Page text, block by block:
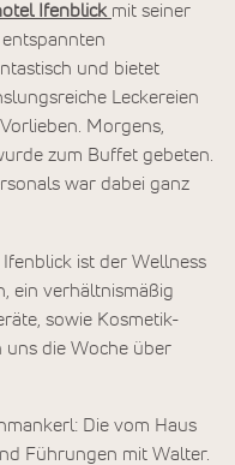
Ifenblick mit seiner
und bietet
Leckereien
Morgens,
zum Buffet gebeten.
war dabei ganz
ist der Wellness
ein verhältnismäßig
sowie Kosmetik-
uns die Woche über
Die vom Haus
Führungen mit Walter.